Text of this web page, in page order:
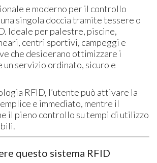
e moderno per il controllo
singola doccia tramite tessere o
Ideale per palestre, piscine,
centri sportivi, campeggi e
che desiderano ottimizzare i
un servizio ordinato, sicuro e
RFID, l’utente può attivare la
e immediato, mentre il
il pieno controllo su tempi di utilizzo
questo sistema RFID